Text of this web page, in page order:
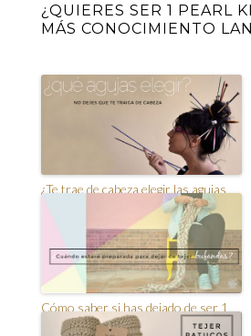
¿QUIERES SER 1 PEARL
MÁS CONOCIMIENTO
¿Te trae de cabeza elegir las agujas
que mejor te van?
Cómo saber si has dejado de ser 1
tejedora novata